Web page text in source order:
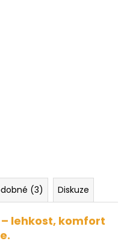
(3) Diskuze
lehkost, komfort